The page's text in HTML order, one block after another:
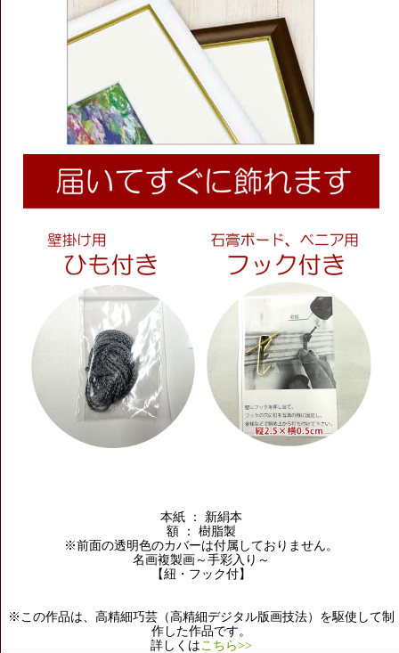
本紙 ： 新絹本
額 ： 樹脂製
※前面の透明色のカバーは付属しておりません。
名画複製画～手彩入り～
【紐・フック付】
※この作品は、高精細巧芸（高精細デジタル版画技法）を駆使して制
作した作品です。
詳しくは こちら>>